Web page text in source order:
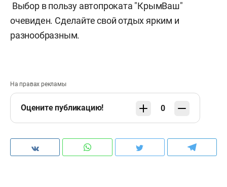
Выбор в пользу автопроката "КрымВаш"
очевиден. Сделайте свой отдых ярким и
разнообразным.
На правах рекламы
Оцените публикацию! 0